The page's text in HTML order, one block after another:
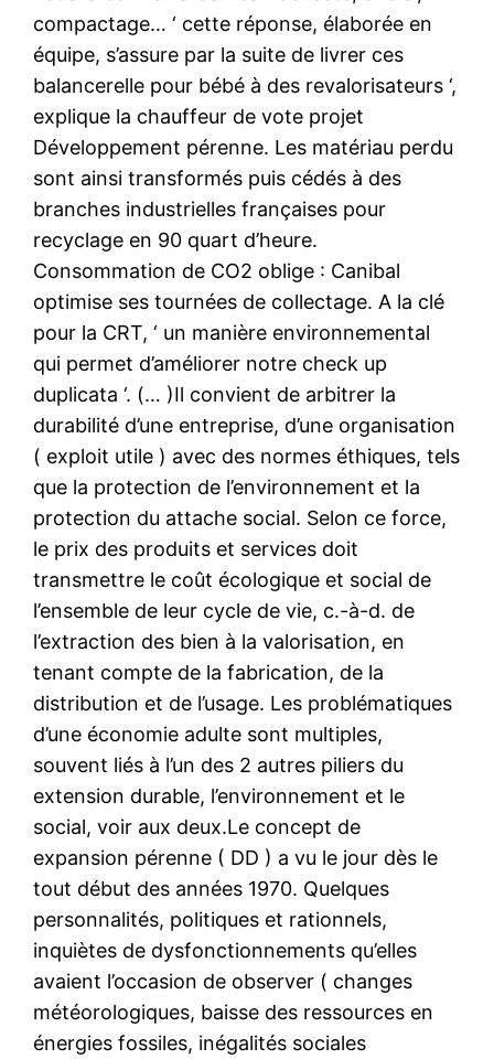
compactage… ‘ cette réponse, élaborée en
équipe, s’assure par la suite de livrer ces
balancerelle pour bébé à des revalorisateurs ‘,
explique la chauffeur de vote projet
Développement pérenne. Les matériau perdu
sont ainsi transformés puis cédés à des
branches industrielles françaises pour
recyclage en 90 quart d’heure.
Consommation de CO2 oblige : Canibal
optimise ses tournées de collectage. A la clé
pour la CRT, ‘ un manière environnemental
qui permet d’améliorer notre check up
duplicata ‘. (… )Il convient de arbitrer la
durabilité d’une entreprise, d’une organisation
( exploit utile ) avec des normes éthiques, tels
que la protection de l’environnement et la
protection du attache social. Selon ce force,
le prix des produits et services doit
transmettre le coût écologique et social de
l’ensemble de leur cycle de vie, c.-à-d. de
l’extraction des bien à la valorisation, en
tenant compte de la fabrication, de la
distribution et de l’usage. Les problématiques
d’une économie adulte sont multiples,
souvent liés à l’un des 2 autres piliers du
extension durable, l’environnement et le
social, voir aux deux.Le concept de
expansion pérenne ( DD ) a vu le jour dès le
tout début des années 1970. Quelques
personnalités, politiques et rationnels,
inquiètes de dysfonctionnements qu’elles
avaient l’occasion de observer ( changes
météorologiques, baisse des ressources en
énergies fossiles, inégalités sociales